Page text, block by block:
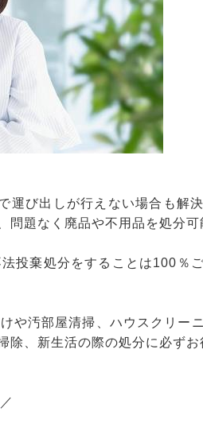
運び出しが行えない場合も解
題なく廃品や不用品を処分可
投棄処分をすることは100％
や汚部屋清掃、ハウスクリー
、新生活の際の処分に必ずお
／